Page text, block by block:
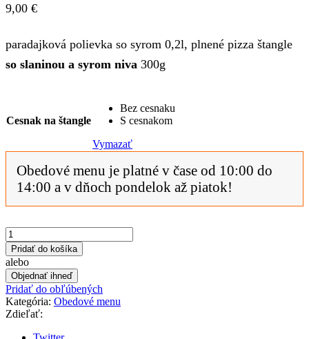
9,00 €
paradajková polievka so syrom 0,2l, plnené pizza štangle
so slaninou a syrom niva 300g
Cesnak na štangle
Bez cesnaku
S cesnakom
Vymazať
Obedové menu je platné v čase od 10:00 do
14:00 a v dňoch pondelok až piatok!
množstvo
Pizza
menu
1
Pridať do košíka
alebo
Objednať ihneď
Pridať do obľúbených
Kategória: Obedové menu
Zdieľať: